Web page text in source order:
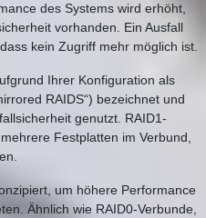
des Systems wird erhöht,
vorhanden. Ein Ausfall
kein Zugriff mehr möglich ist.
Ihrer Konfiguration als
RAIDS“) bezeichnet und
genutzt. RAID1-
Festplatten im Verbund,
um höhere Performance
Ähnlich wie RAID0-Verbunde,